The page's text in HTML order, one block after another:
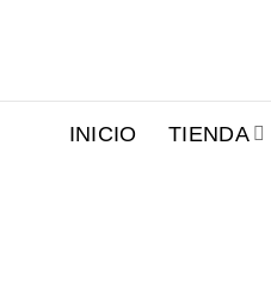
INICIO TIENDA